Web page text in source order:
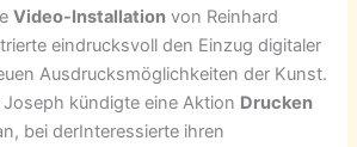
Video-Installation von Reinhard
eindrucksvoll den Einzug digitaler
Ausdrucksmöglichkeiten der Kunst.
kündigte eine Aktion Drucken
bei derInteressierte ihren